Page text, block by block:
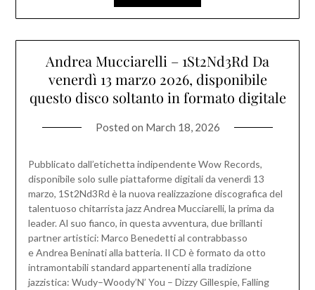
Andrea Mucciarelli – 1St2Nd3Rd Da
venerdì 13 marzo 2026, disponibile
questo disco soltanto in formato digitale
Posted on March 18, 2026
Pubblicato dall’etichetta indipendente Wow Records,
disponibile solo sulle piattaforme digitali da venerdì 13
marzo, 1St2Nd3Rd è la nuova realizzazione discografica del
talentuoso chitarrista jazz Andrea Mucciarelli, la prima da
leader. Al suo fianco, in questa avventura, due brillanti
partner artistici: Marco Benedetti al contrabbasso
e Andrea Beninati alla batteria. Il CD è formato da otto
intramontabili standard appartenenti alla tradizione
jazzistica: Wudy–Woody’N’ You – Dizzy Gillespie, Falling